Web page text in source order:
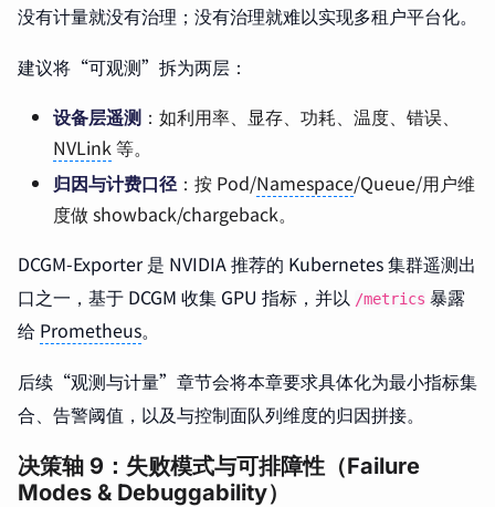
没有计量就没有治理；没有治理就难以实现多租户平台化。
建议将“可观测”拆为两层：
设备层遥测 ：如利用率、显存、功耗、温度、错误、
NVLink 等。
归因与计费口径 ：按 Pod/Namespace/Queue/用户维
度做 showback/chargeback。
DCGM-Exporter 是 NVIDIA 推荐的 Kubernetes 集群遥测出
口之一，基于 DCGM 收集 GPU 指标，并以 /metrics 暴露
给 Prometheus。
后续“观测与计量”章节会将本章要求具体化为最小指标集
合、告警阈值，以及与控制面队列维度的归因拼接。
决策轴 9：失败模式与可排障性（Failure
Modes & Debuggability）